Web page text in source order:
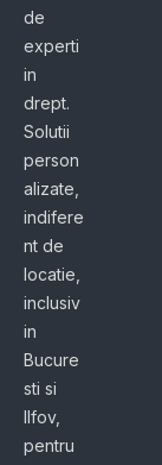
de
experti
in
drept.
Solutii
person
alizate,
indifere
nt de
locatie,
inclusiv
in
Bucure
sti si
Ilfov,
pentru